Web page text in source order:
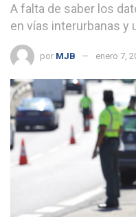
A falta de saber los
en vías interurbanas y
por MJB enero 7,